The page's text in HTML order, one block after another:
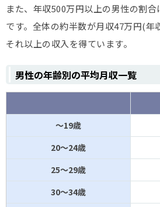
また、年収500万円以上の男性の割合
です。全体の約半数が月収47万円(年
それ以上の収入を得ています。
男性の年齢別の平均月収一覧
～19歳
20～24歳
25～29歳
30～34歳